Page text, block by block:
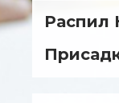
Распил